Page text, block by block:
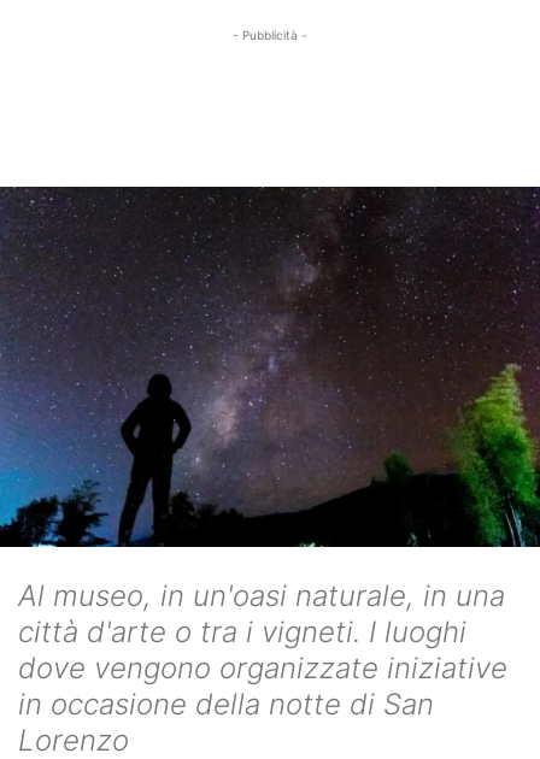
- Pubblicità -
Al museo, in un'oasi naturale, in una
città d'arte o tra i vigneti. I luoghi
dove vengono organizzate iniziative
in occasione della notte di San
Lorenzo